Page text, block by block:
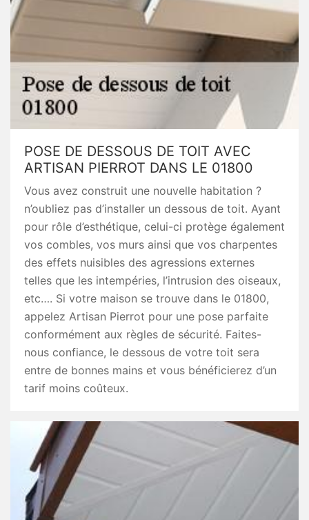
POSE DE DESSOUS DE TOIT AVEC
ARTISAN PIERROT DANS LE 01800
Vous avez construit une nouvelle habitation ?
n’oubliez pas d’installer un dessous de toit. Ayant
pour rôle d’esthétique, celui-ci protège également
vos combles, vos murs ainsi que vos charpentes
des effets nuisibles des agressions externes
telles que les intempéries, l’intrusion des oiseaux,
etc…. Si votre maison se trouve dans le 01800,
appelez Artisan Pierrot pour une pose parfaite
conformément aux règles de sécurité. Faites-
nous confiance, le dessous de votre toit sera
entre de bonnes mains et vous bénéficierez d’un
tarif moins coûteux.